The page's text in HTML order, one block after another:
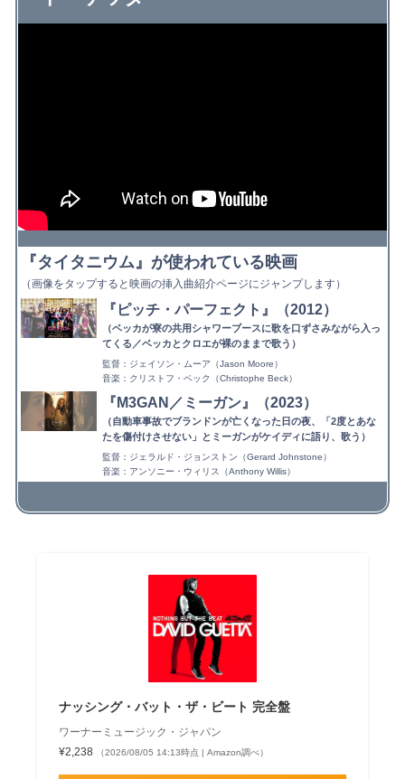
『タイタニウム』が使われている映画
（画像をタップすると映画の挿入曲紹介ページにジャンプします）
『ピッチ・パーフェクト』（2012）
（ベッカが寮の共用シャワーブースに歌を口ずさみながら入っ
てくる／ベッカとクロエが裸のままで歌う）
監督：ジェイソン・ムーア（Jason Moore）
音楽：クリストフ・ベック（Christophe Beck）
『M3GAN／ミーガン』（2023）
（自動車事故でブランドンが亡くなった日の夜、「2度とあな
たを傷付けさせない」とミーガンがケイディに語り、歌う）
監督：ジェラルド・ジョンストン（Gerard Johnstone）
音楽：アンソニー・ウィリス（Anthony Willis）
ナッシング・バット・ザ・ビート 完全盤
ワーナーミュージック・ジャパン
¥2,238
（2026/08/05 14:13時点 | Amazon調べ）